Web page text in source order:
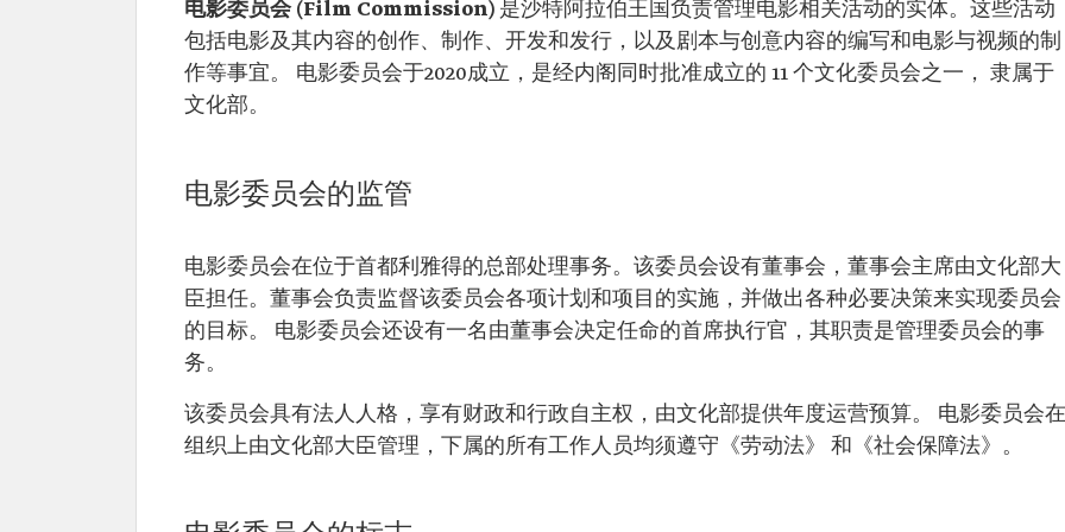
电影委员会 (Film Commission) 是沙特阿拉伯王国负责管理电影相关活动的实体。这些活动
包括电影及其内容的创作、制作、开发和发行，以及剧本与创意内容的编写和电影与视频的制
作等事宜。 电影委员会于2020成立，是经内阁同时批准成立的 11 个文化委员会之一， 隶属于
文化部。
电影委员会的监管
电影委员会在位于首都利雅得的总部处理事务。该委员会设有董事会，董事会主席由文化部大
臣担任。董事会负责监督该委员会各项计划和项目的实施，并做出各种必要决策来实现委员会
的目标。 电影委员会还设有一名由董事会决定任命的首席执行官，其职责是管理委员会的事
务。
该委员会具有法人人格，享有财政和行政自主权，由文化部提供年度运营预算。 电影委员会在
组织上由文化部大臣管理，下属的所有工作人员均须遵守《劳动法》 和《社会保障法》。